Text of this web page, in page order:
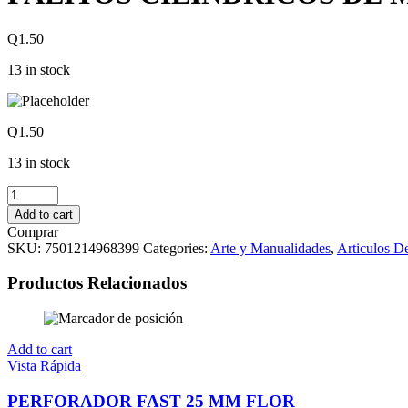
Q1.50
13 in stock
Q1.50
13 in stock
PALITOS
CILINDRICOS
DE
MADERA
60
X
0.60
quantity
Add to cart
Comprar
SKU: 7501214968399 Categories: Arte y Manualidades, Articulos
Productos Relacionados
Add to cart
Vista Rápida
PERFORADOR FAST 25 MM FLOR